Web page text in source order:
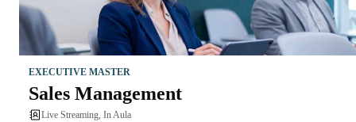
EXECUTIVE MASTER
Sales Management
Live Streaming, In Aula